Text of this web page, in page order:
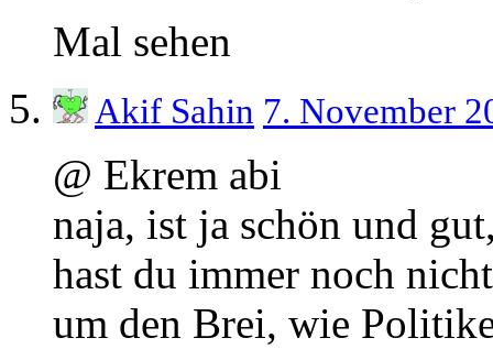
Mal sehen
Akif Sahin 7. November
@ Ekrem abi
naja, ist ja schön und
hast du immer noch
um den Brei, wie